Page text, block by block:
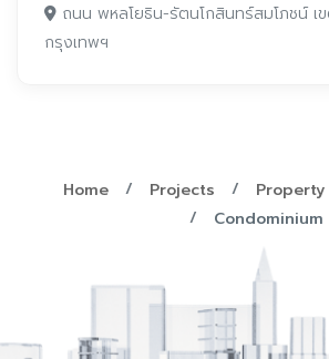
ถนน พหลโยธิน-รัตนโกสินทร์สมโภชน์ เข
กรุงเทพฯ
Home Projects
Condominium